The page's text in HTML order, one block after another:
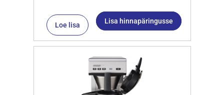
Loe lisa Lisa hinnapäringusse